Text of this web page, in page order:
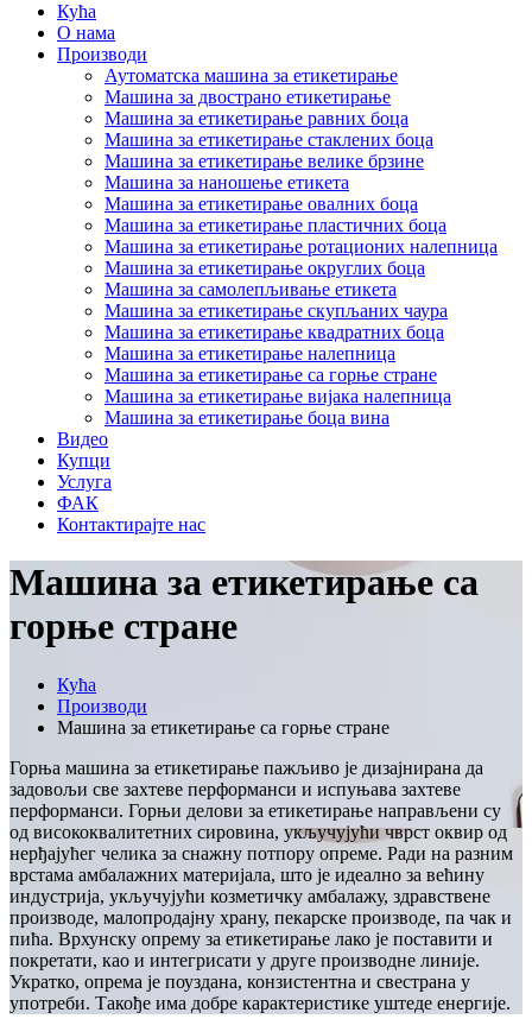
Кућа
О нама
Производи
Аутоматска машина за етикетирање
Машина за двострано етикетирање
Машина за етикетирање равних боца
Машина за етикетирање стаклених боца
Машина за етикетирање велике брзине
Машина за наношење етикета
Машина за етикетирање овалних боца
Машина за етикетирање пластичних боца
Машина за етикетирање ротационих налепница
Машина за етикетирање округлих боца
Машина за самолепљивање етикета
Машина за етикетирање скупљаних чаура
Машина за етикетирање квадратних боца
Машина за етикетирање налепница
Машина за етикетирање са горње стране
Машина за етикетирање вијака налепница
Машина за етикетирање боца вина
Видео
Купци
Услуга
ФАК
Контактирајте нас
Машина за етикетирање са
горње стране
Кућа
Производи
Машина за етикетирање са горње стране
Горња машина за етикетирање пажљиво је дизајнирана да
задовољи све захтеве перформанси и испуњава захтеве
перформанси. Горњи делови за етикетирање направљени су
од висококвалитетних сировина, укључујући чврст оквир од
нерђајућег челика за снажну потпору опреме. Ради на разним
врстама амбалажних материјала, што је идеално за већину
индустрија, укључујући козметичку амбалажу, здравствене
производе, малопродајну храну, пекарске производе, па чак и
пића. Врхунску опрему за етикетирање лако је поставити и
покретати, као и интегрисати у друге производне линије.
Укратко, опрема је поуздана, конзистентна и свестрана у
употреби. Такође има добре карактеристике уштеде енергије.